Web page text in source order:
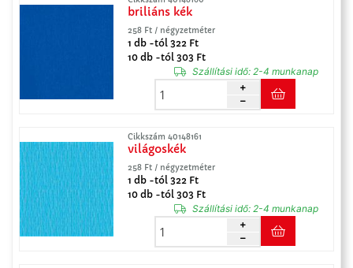
briliáns kék
258 Ft / négyzetméter
1 db -tól 322 Ft
10 db -tól 303 Ft
Szállítási idő:2-4 munkanap
Cikkszám 40148161
világoskék
258 Ft / négyzetméter
1 db -tól 322 Ft
10 db -tól 303 Ft
Szállítási idő:2-4 munkanap